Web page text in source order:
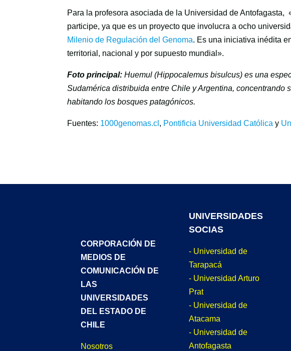
Para la profesora asociada de la Universidad de
participe, ya que es un proyecto que involucra a ocho
Milenio de Regulación del Genoma. Es una iniciativa inédita
territorial, nacional y por supuesto mundial».
Foto principal: Huemul (Hippocalemus bisulcus) es una
Sudamérica distribuida entre Chile y Argentina, concentrando
habitando los bosques patagónicos.
Fuentes: 1000genomas.cl , Pontificia Universidad Católica y
CORPORACIÓN DE
MEDIOS DE
COMUNICACIÓN DE
LAS
UNIVERSIDADES
DEL ESTADO DE
CHILE
Nosotros
UNIVERSIDADES
SOCIAS
- Universidad de
Tarapacá
- Universidad Arturo
Prat
- Universidad de
Atacama
- Universidad de
Antofagasta